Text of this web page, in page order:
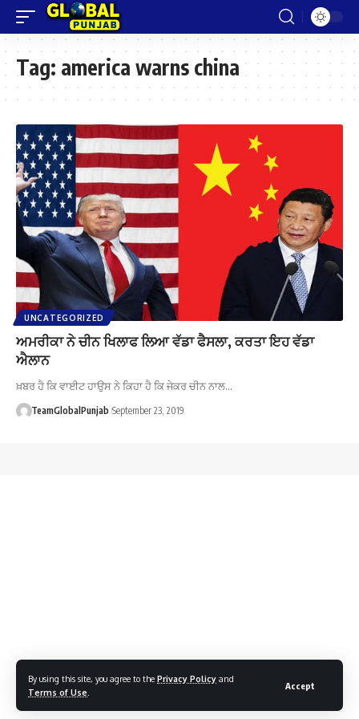
By using this site, you agree to the Privacy Policy and
Terms of Use
Accept
Tag: america warns china
UNCATEGORIZED
ਅਮਰੀਕਾ ਨੇ ਚੀਨ ਖਿਲਾਫ ਲਿਆ ਵੱਡਾ ਫੈਸਲਾ, ਕਰਤਾ ਇਹ ਵੱਡਾ
ਐਲਾਨ
ਖ਼ਬਰ ਹੈ ਕਿ ਵਾਈਟ ਹਾਉਸ ਨੇ ਕਿਹਾ ਹੈ ਕਿ ਜੇਕਰ ਚੀਨ ਨਾਲ…
TeamGlobalPunjab September 23, 2019